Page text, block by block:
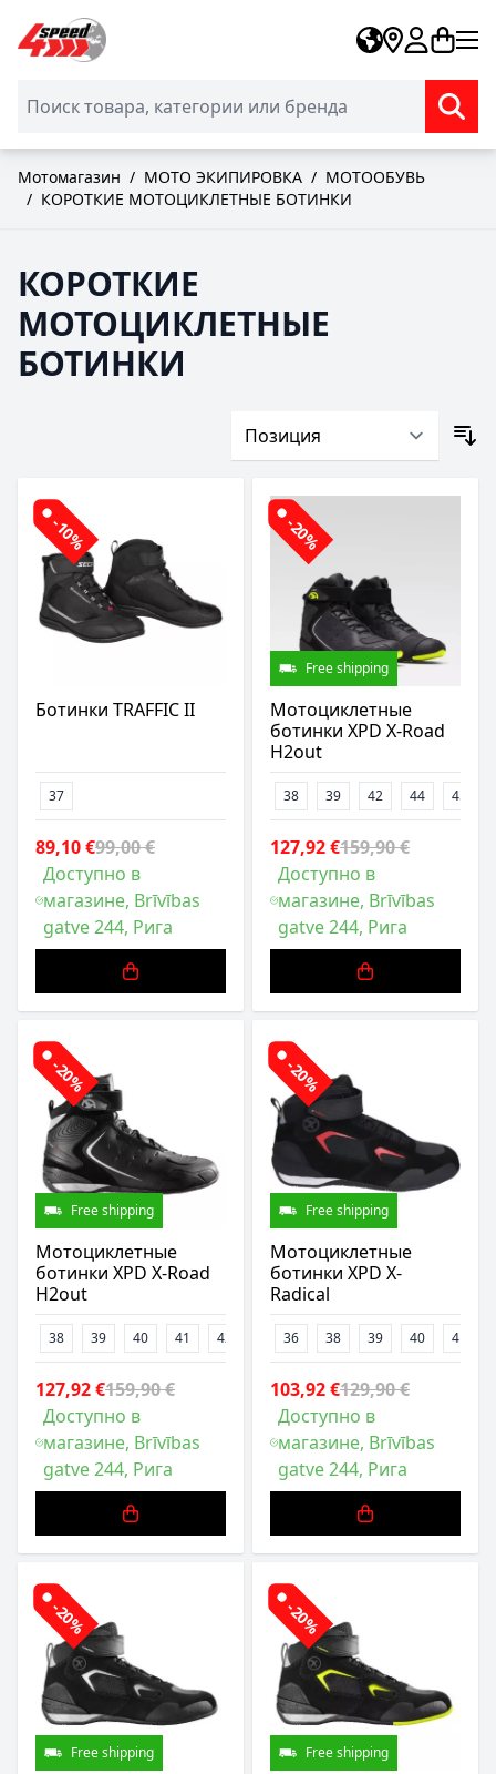
Skip to Content
Мотомагазин / МОТО ЭКИПИРОВКА / МОТООБУВЬ
/ КОРОТКИЕ МОТОЦИКЛЕТНЫЕ БОТИНКИ
КОРОТКИЕ
МОТОЦИКЛЕТНЫЕ
БОТИНКИ
-10%
Ботинки TRAFFIC II
37
89,10 €99,00 €
Доступно в
магазине, Brīvības
gatve 244, Рига
-20%
Free shipping
Мотоциклетные
ботинки XPD X-Road
H2out
38 39 42 44 45
127,92 €159,90 €
Доступно в
магазине, Brīvības
gatve 244, Рига
-20%
Free shipping
Мотоциклетные
ботинки XPD X-Road
H2out
38 39 40 41 42
127,92 €159,90 €
Доступно в
магазине, Brīvības
gatve 244, Рига
-20%
Free shipping
Мотоциклетные
ботинки XPD X-
Radical
36 38 39 40 41
103,92 €129,90 €
Доступно в
магазине, Brīvības
gatve 244, Рига
-20%
Free shipping
-20%
Free shipping